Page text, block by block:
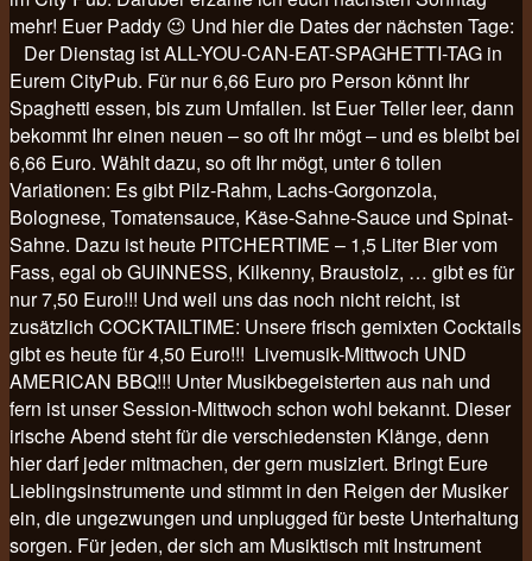
mehr! Euer Paddy 😉 Und hier die Dates der nächsten Tage:
Der Dienstag ist ALL-YOU-CAN-EAT-SPAGHETTI-TAG in
Eurem CityPub. Für nur 6,66 Euro pro Person könnt Ihr
Spaghetti essen, bis zum Umfallen. Ist Euer Teller leer, dann
bekommt Ihr einen neuen – so oft Ihr mögt – und es bleibt bei
6,66 Euro. Wählt dazu, so oft Ihr mögt, unter 6 tollen
Variationen: Es gibt Pilz-Rahm, Lachs-Gorgonzola,
Bolognese, Tomatensauce, Käse-Sahne-Sauce und Spinat-
Sahne. Dazu ist heute PITCHERTIME – 1,5 Liter Bier vom
Fass, egal ob GUINNESS, Kilkenny, Braustolz, … gibt es für
nur 7,50 Euro!!! Und weil uns das noch nicht reicht, ist
zusätzlich COCKTAILTIME: Unsere frisch gemixten Cocktails
gibt es heute für 4,50 Euro!!! Livemusik-Mittwoch UND
AMERICAN BBQ!!! Unter Musikbegeisterten aus nah und
fern ist unser Session-Mittwoch schon wohl bekannt. Dieser
irische Abend steht für die verschiedensten Klänge, denn
hier darf jeder mitmachen, der gern musiziert. Bringt Eure
Lieblingsinstrumente und stimmt in den Reigen der Musiker
ein, die ungezwungen und unplugged für beste Unterhaltung
sorgen. Für jeden, der sich am Musiktisch mit Instrument